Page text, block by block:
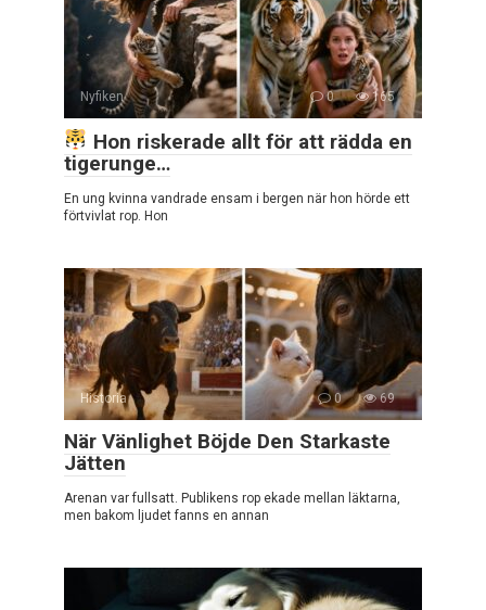
Nyfiken 0 165
Hon riskerade allt för att rädda en
tigerunge…
En ung kvinna vandrade ensam i bergen när hon hörde ett
förtvivlat rop. Hon
Historia 0 69
När Vänlighet Böjde Den Starkaste
Jätten
Arenan var fullsatt. Publikens rop ekade mellan läktarna,
men bakom ljudet fanns en annan